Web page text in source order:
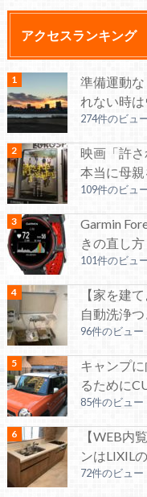
アクセスランキング
準備運動
れない時
274件のビュ
映画「許
本当に母
109件のビュ
Garmin
きの直し方
101件のビュ
【家を建
自動洗浄つ
96件のビュー
キャンプ
るために
85件のビュー
【WEB内
ンはLIXIL
72件のビュー